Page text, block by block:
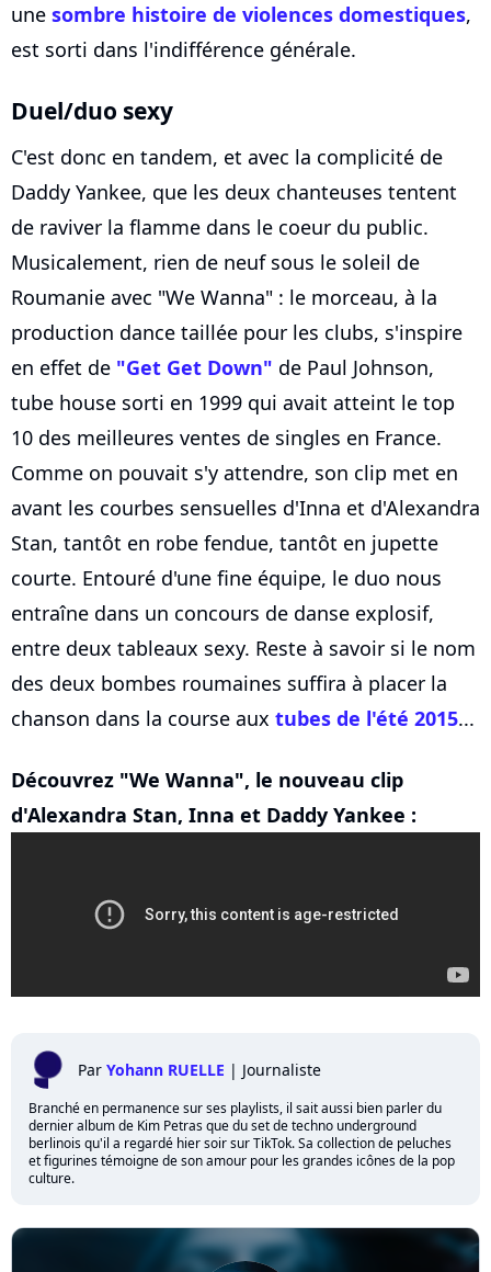
une sombre histoire de violences domestiques,
est sorti dans l'indifférence générale.
Duel/duo sexy
C'est donc en tandem, et avec la complicité de
Daddy Yankee, que les deux chanteuses tentent
de raviver la flamme dans le coeur du public.
Musicalement, rien de neuf sous le soleil de
Roumanie avec "We Wanna" : le morceau, à la
production dance taillée pour les clubs, s'inspire
en effet de "Get Get Down" de Paul Johnson,
tube house sorti en 1999 qui avait atteint le top
10 des meilleures ventes de singles en France.
Comme on pouvait s'y attendre, son clip met en
avant les courbes sensuelles d'Inna et d'Alexandra
Stan, tantôt en robe fendue, tantôt en jupette
courte. Entouré d'une fine équipe, le duo nous
entraîne dans un concours de danse explosif,
entre deux tableaux sexy. Reste à savoir si le nom
des deux bombes roumaines suffira à placer la
chanson dans la course aux tubes de l'été 2015...
Découvrez "We Wanna", le nouveau clip
d'Alexandra Stan, Inna et Daddy Yankee :
Par Yohann RUELLE | Journaliste
Branché en permanence sur ses playlists, il sait aussi bien parler du
dernier album de Kim Petras que du set de techno underground
berlinois qu'il a regardé hier soir sur TikTok. Sa collection de peluches
et figurines témoigne de son amour pour les grandes icônes de la pop
culture.